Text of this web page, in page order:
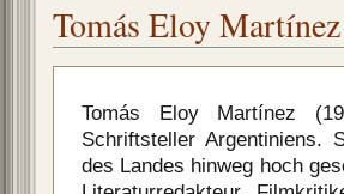
Tomás Eloy Martínez
Tomás Eloy Martínez
Schriftsteller Argentiniens.
des Landes hinweg hoch